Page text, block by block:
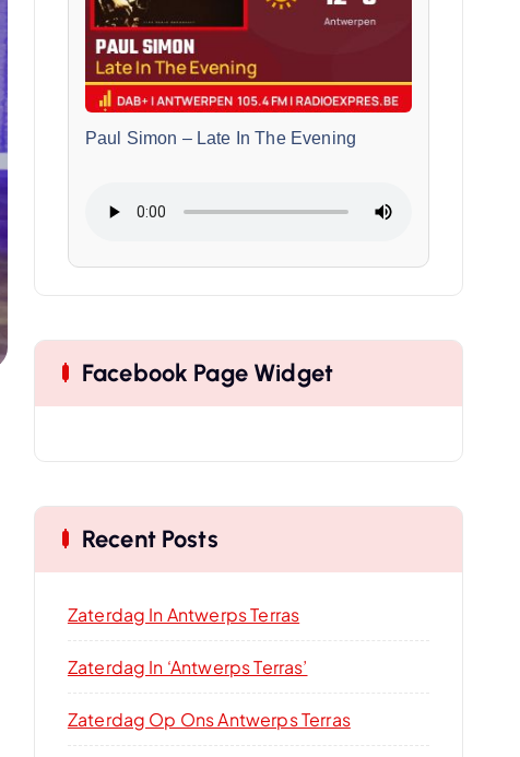
Paul Simon – Late In The Evening
Facebook Page Widget
Recent Posts
Zaterdag In Antwerps Terras
Zaterdag In ‘Antwerps Terras’
Zaterdag Op Ons Antwerps Terras